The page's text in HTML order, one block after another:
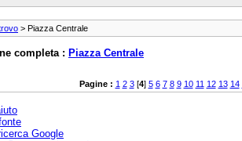
> Piazza Centrale
completa : Piazza Centrale
Pagine : 1 2 3[4] 5 6 7 8 9 10 11 12 13 14
Google